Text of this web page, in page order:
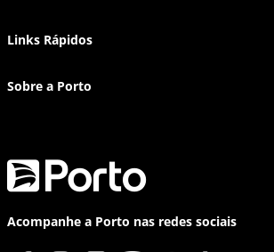
Links Rápidos
Sobre a Porto
Acompanhe a Porto nas redes sociais